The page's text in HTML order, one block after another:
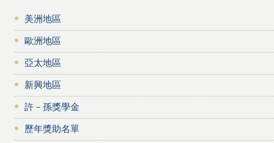
美洲地區
歐洲地區
亞太地區
新興地區
許－孫獎學金
歷年獎助名單